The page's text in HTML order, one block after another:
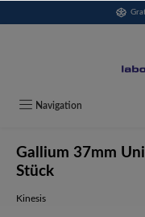
Navigation
Gallium 37mm
Stück
Kinesis